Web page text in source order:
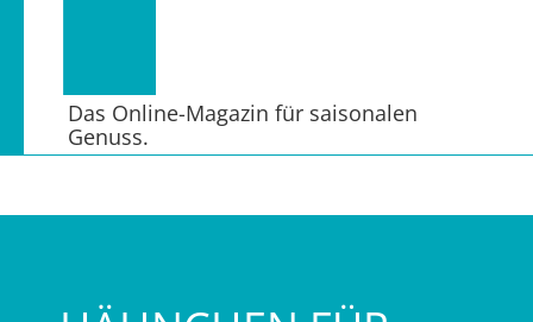
Das Online-Magazin für saisonalen
Genuss.